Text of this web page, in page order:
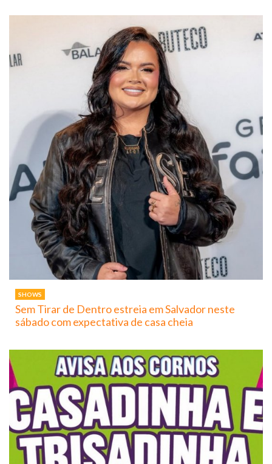
SHOWS
Sem Tirar de Dentro estreia em Salvador neste
sábado com expectativa de casa cheia